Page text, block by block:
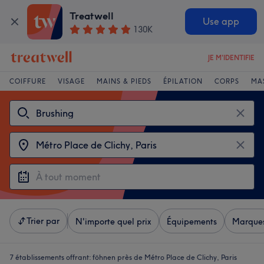
Treatwell
130K
Use app
JE M'IDENTIFIE
COIFFURE VISAGE MAINS & PIEDS ÉPILATION CORPS
Trier par N'importe quel prix Équipements
7 établissements offrant: föhnen près de Métro Place de Clichy, Paris